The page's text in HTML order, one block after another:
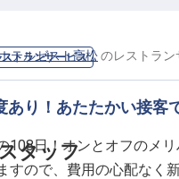
トランサービス
タッフ
テルゼスト高松のレストラン
あり！あたたかい接客
108日！オンとオフのメ
すので、費用の心配なく